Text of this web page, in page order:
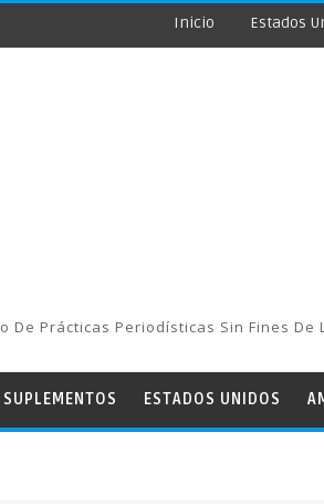
Inicio Estados
Prácticas Periodísticas Sin Fines De
SUPLEMENTOS ESTADOS UNIDOS